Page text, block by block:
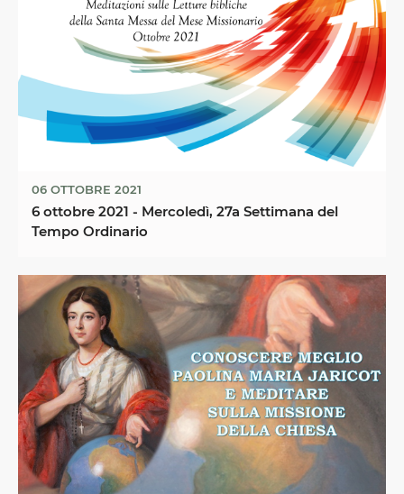
06 OTTOBRE 2021
6 ottobre 2021 - Mercoledì, 27a Settimana del
Tempo Ordinario